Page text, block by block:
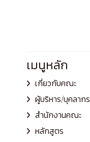
เมนูหลัก
เกี่ยวกับคณะ
ผู้บริหาร/บุคลากร
สำนักงานคณะ
หลักสูตร